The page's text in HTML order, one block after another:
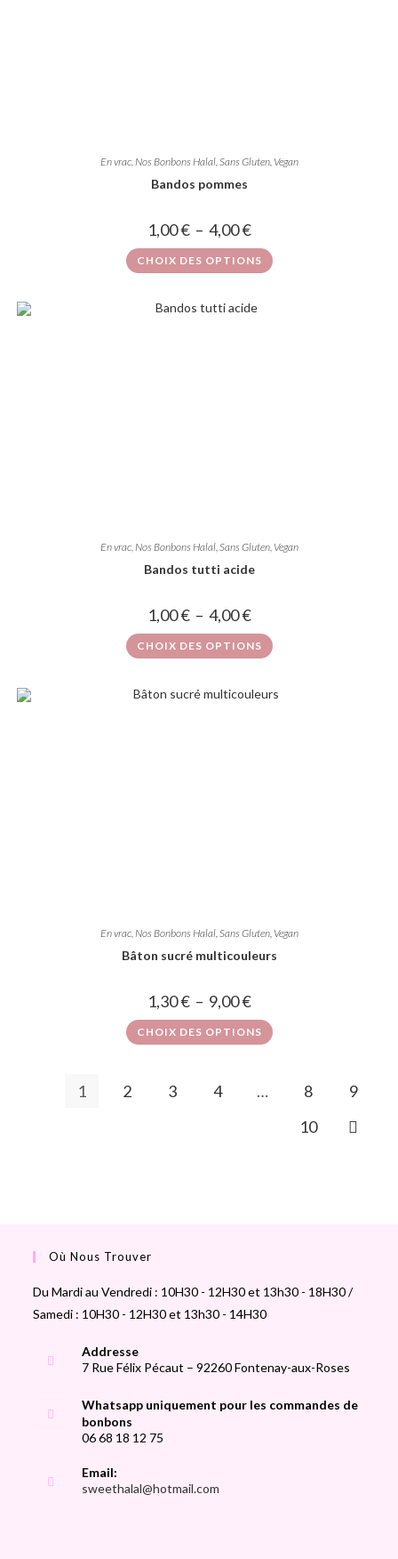
En vrac, Nos Bonbons Halal, Sans Gluten, Vegan
Bandos pommes
1,00€ – 4,00€
CHOIX DES OPTIONS
En vrac,Nos Bonbons Halal, Sans Gluten, Vegan
Bandos tutti acide
1,00€ – 4,00€
CHOIX DES OPTIONS
En vrac, Nos Bonbons Halal, Sans Gluten, Vegan
Bâton sucré multicouleurs
1,30€ – 9,00€
CHOIX DES OPTIONS
1 2 3 4 … 8
9
10
Où Nous Trouver
Du Mardi au Vendredi : 10H30 - 12H30 et 13h30 - 18H30 /
Samedi : 10H30 - 12H30 et 13h30 - 14H30
Addresse
7 Rue Félix Pécaut – 92260 Fontenay-aux-Roses
Whatsapp uniquement pour les commandes de
bonbons
06 68 18 12 75
Email:
sweethalal@hotmail.com